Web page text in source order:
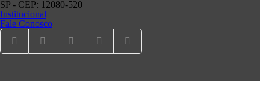
SP - CEP: 12080-520
Institucional
Fale Conosco